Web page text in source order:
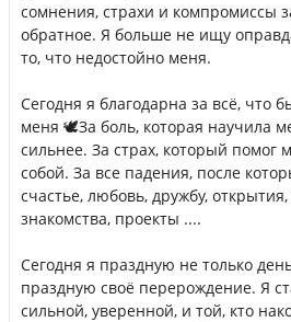
сомнения, страхи и компромиссы
обратное. Я больше не ищу
то, что недостойно меня.
Сегодня я благодарна за всё, что
меня 🕊️За боль, которая научила
сильнее. За страх, который помог
собой. За все падения, после
счастье, любовь, дружбу,
знакомства, проекты ....
Сегодня я праздную не только
праздную своё перерождение. Я
сильной, уверенной, и той, кто